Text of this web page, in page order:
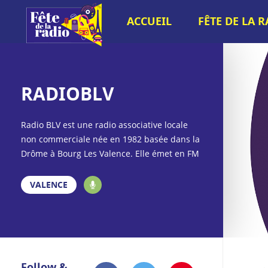
ACCUEIL FÊTE DE LA
RADIOBLV
Radio BLV est une radio associative locale
non commerciale née en 1982 basée dans la
Drôme à Bourg Les Valence. Elle émet en FM
au-delà et sur le web. Radio BLV porte les
valeurs de l’éducation populaire permettant
local et durable, défend la multiculturalité et
VALENCE